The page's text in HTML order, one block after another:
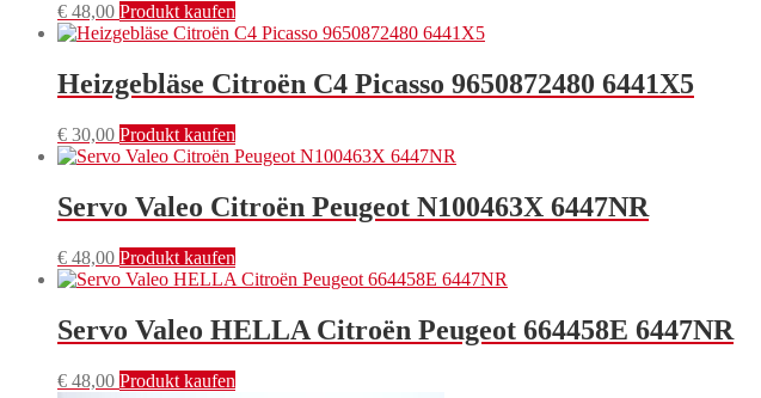
€ 48,00 Produkt kaufen
Heizgebläse Citroën C4 Picasso 9650872480 6441X5
€ 30,00 Produkt kaufen
Servo Valeo Citroën Peugeot N100463X 6447NR
€ 48,00 Produkt kaufen
Servo Valeo HELLA Citroën Peugeot 664458E 6447NR
€ 48,00 Produkt kaufen